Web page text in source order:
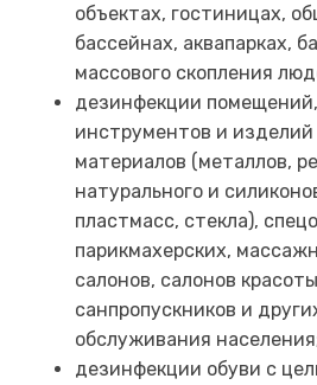
объектах, гостиницах,
бассейнах, аквапарках,
массового скопления
дезинфекции
инструментов и
материалов (металлов,
натурального и
пластмасс, стекла),
парикмахерских,
салонов, салонов
санпропускников и
обслуживания
дезинфекции обуви с